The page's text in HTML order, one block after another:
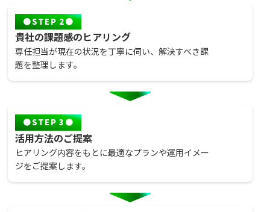
STEP 2
貴社の課題感のヒアリング
専任担当が現在の状況を丁寧に伺い、解決すべき課
題を整理します。
STEP 3
活用方法のご提案
ヒアリング内容をもとに最適なプランや運用イメー
ジをご提案します。